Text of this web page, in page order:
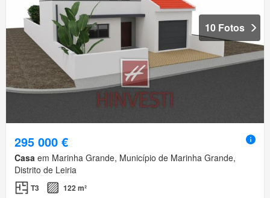
10 Fotos
295 000 €
Casa em Marinha Grande, Município de Marinha Grande,
Distrito de Leiria
T3
122 m²